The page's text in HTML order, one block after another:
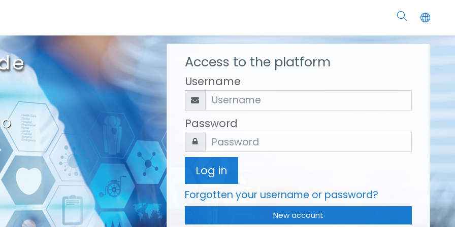
Access to the platform
Username
Password
Log in
Forgotten your username or password?
New account